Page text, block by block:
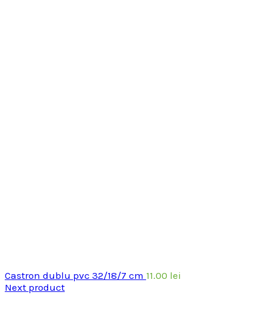
Castron dublu pvc 32/18/7 cm 11.00 lei
Next product